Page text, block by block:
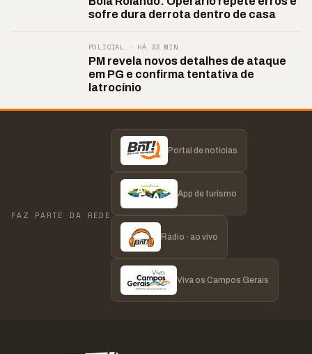
sofre dura derrota dentro de casa
POLICIAL · HÁ 33 MIN
PM revela novos detalhes de ataque
em PG e confirma tentativa de
latrocínio
FAZ PARTE DA REDE
Portal de notícias
App de turismo
Rádio · ao vivo
Viva os Campos Gerais